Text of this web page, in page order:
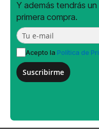
Y además tendrás
primera compra.
Acepto la Política de
Suscribirme